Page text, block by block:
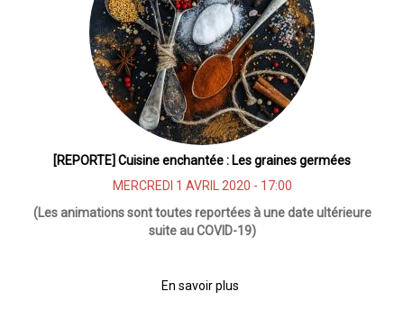
[REPORTE] Cuisine enchantée : Les graines germées
MERCREDI 1 AVRIL 2020 - 17:00
(Les animations sont toutes reportées à une date ultérieure
suite au COVID-19)
En savoir plus